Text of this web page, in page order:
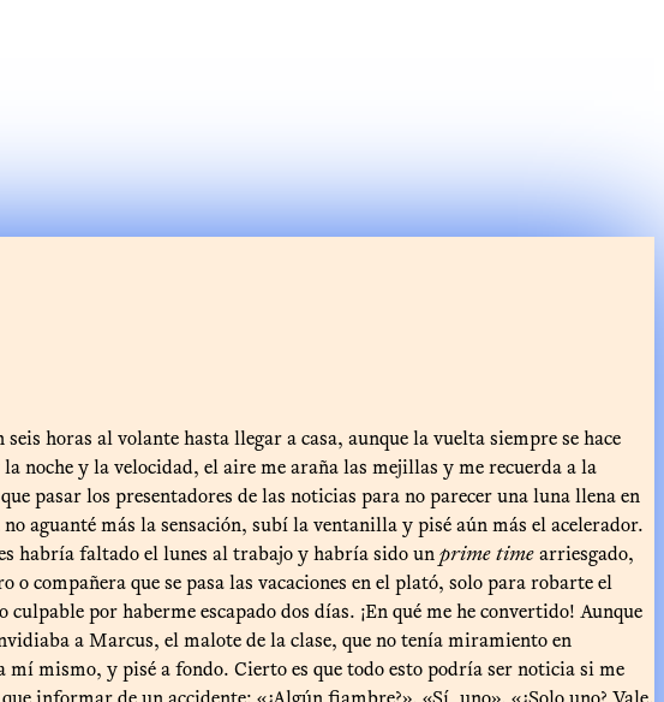
horas al volante hasta llegar a casa, aunque la vuelta siempre se hace
noche y la velocidad, el aire me araña las mejillas y me recuerda a la
pasar los presentadores de las noticias para no parecer una luna llena en
aguanté más la sensación, subí la ventanilla y pisé aún más el acelerador.
habría faltado el lunes al trabajo y habría sido unprime timearriesgado,
compañera que se pasa las vacaciones en el plató, solo para robarte el
por haberme escapado dos días. ¡En qué me he convertido! Aunque
a Marcus, el malote de la clase, que no tenía miramiento en
mí mismo, y pisé a fondo. Cierto es que todo esto podría ser noticia si me